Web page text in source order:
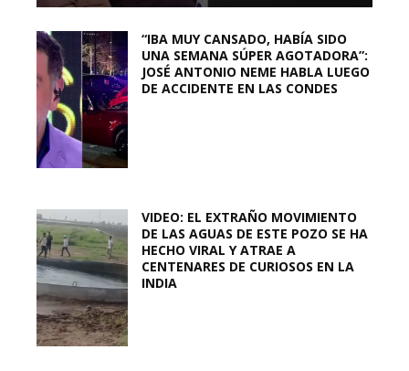
“IBA MUY CANSADO, HABÍA SIDO
UNA SEMANA SÚPER AGOTADORA”:
JOSÉ ANTONIO NEME HABLA LUEGO
DE ACCIDENTE EN LAS CONDES
VIDEO: EL EXTRAÑO MOVIMIENTO
DE LAS AGUAS DE ESTE POZO SE HA
HECHO VIRAL Y ATRAE A
CENTENARES DE CURIOSOS EN LA
INDIA